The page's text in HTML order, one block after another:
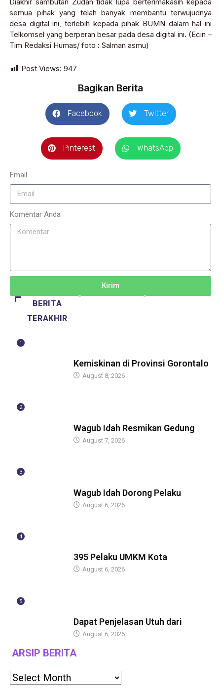
semua pihak yang telah banyak membantu terwujudnya
desa digital ini, terlebih kepada pihak BUMN dalam hal ini
Telkomsel yang berperan besar pada desa digital ini. (Ecin –
Tim Redaksi Humas/ foto : Salman asmu)
Post Views: 947
Bagikan Berita
Facebook Twitter
Pinterest WhatsApp
Email
Komentar Anda
Kirim
BERITA
TERAKHIR
1
Kemiskinan di Provinsi Gorontalo
August 8, 2026
2
Wagub Idah Resmikan Gedung
August 7, 2026
3
Wagub Idah Dorong Pelaku
August 6, 2026
4
395 Pelaku UMKM Kota
August 6, 2026
5
Dapat Penjelasan Utuh dari
August 6, 2026
ARSIP BERITA